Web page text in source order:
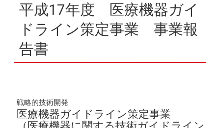
平成17年度 医療機器ガイ
ドライン策定事業 事業報
告書
戦略的技術開発
医療機器ガイドライン策定事業